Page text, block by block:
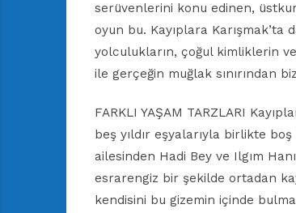
serüvenlerini konu edinen,
oyun bu. Kayıplara
yolculukların, çoğul kimliklerin
ile gerçeğin muğlak sınırından
FARKLI YAŞAM TARZLARI
beş yıldır eşyalarıyla birlikte
ailesinden Hadi Bey ve Ilgım
esrarengiz bir şekilde ortadan
kendisini bu gizemin içinde